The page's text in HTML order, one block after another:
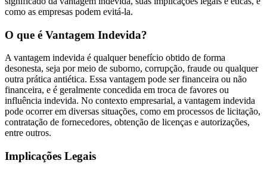
como as empresas podem evitá-la.
O que é Vantagem Indevida?
A vantagem indevida é qualquer benefício obtido de forma
desonesta, seja por meio de suborno, corrupção, fraude ou qualquer
outra prática antiética. Essa vantagem pode ser financeira ou não
financeira, e é geralmente concedida em troca de favores ou
influência indevida. No contexto empresarial, a vantagem indevida
pode ocorrer em diversas situações, como em processos de licitação,
contratação de fornecedores, obtenção de licenças e autorizações,
entre outros.
Implicações Legais